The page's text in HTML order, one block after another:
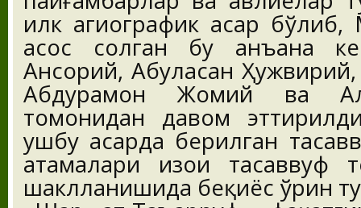
илк агиографик асар
асос солган бу анъана
Ансорий, Абулҳасан
Абдураҳмон Жомий ва
томонидан давом
ушбу асарда берилган
атамалари изоҳи тасаввуф
шаклланишида беқиёс ўрин